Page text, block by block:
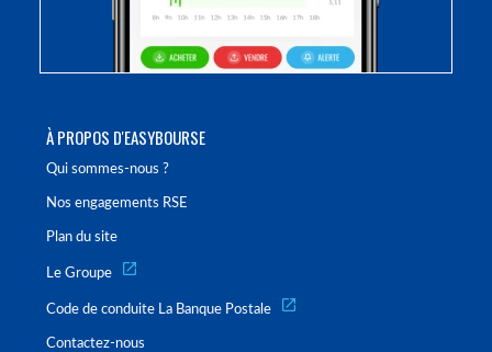
À PROPOS D'EASYBOURSE
Qui sommes-nous ?
Nos engagements RSE
Plan du site
Le Groupe
Code de conduite La Banque Postale
Contactez-nous